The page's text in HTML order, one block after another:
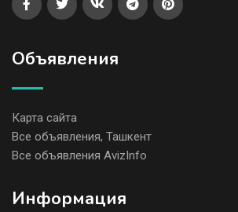
Объявления
Карта сайта
Все объявления, Ташкент
Все объявления AvizInfo
Информация